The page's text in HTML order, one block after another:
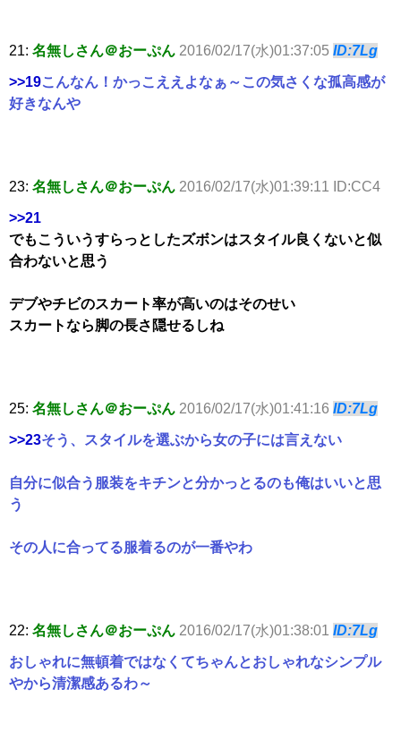
21: 名無しさん＠おーぷん 2016/02/17(水)01:37:05 ID:7Lg
>>19こんなん！かっこええよなぁ～この気さくな孤高感が
好きなんや
23: 名無しさん＠おーぷん 2016/02/17(水)01:39:11 ID:CC4
>>21
でもこういうすらっとしたズボンはスタイル良くないと似
合わないと思う
デブやチビのスカート率が高いのはそのせい
スカートなら脚の長さ隠せるしね
25: 名無しさん＠おーぷん 2016/02/17(水)01:41:16 ID:7Lg
>>23そう、スタイルを選ぶから女の子には言えない
自分に似合う服装をキチンと分かっとるのも俺はいいと思
う
その人に合ってる服着るのが一番やわ
22: 名無しさん＠おーぷん 2016/02/17(水)01:38:01 ID:7Lg
おしゃれに無頓着ではなくてちゃんとおしゃれなシンプル
やから清潔感あるわ～